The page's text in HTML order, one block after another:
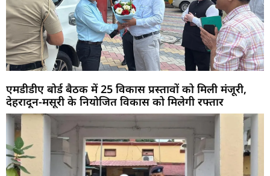
एमडीडीए बोर्ड बैठक में 25 विकास प्रस्तावों को मिली मंजूरी,
देहरादून-मसूरी के नियोजित विकास को मिलेगी रफ्तार